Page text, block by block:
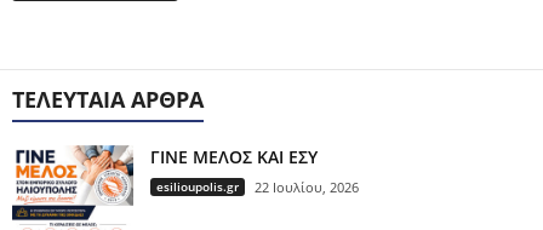
ΤΕΛΕΥΤΑΊΑ ΆΡΘΡΑ
ΓΙΝΕ ΜΕΛΟΣ ΚΑΙ ΕΣΥ
esilioupolis.gr 22 Ιουλίου, 2026